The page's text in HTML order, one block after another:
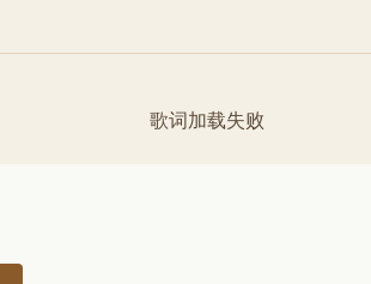
歌词加载失败